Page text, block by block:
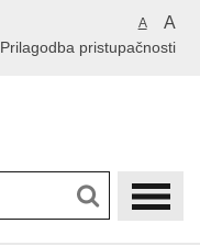
A A
Prilagodba pristupačnosti